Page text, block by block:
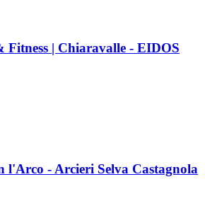
Fitness | Chiaravalle - EIDOS
l'Arco - Arcieri Selva Castagnola